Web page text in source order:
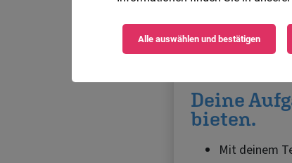
Alle auswählen und bestätigen